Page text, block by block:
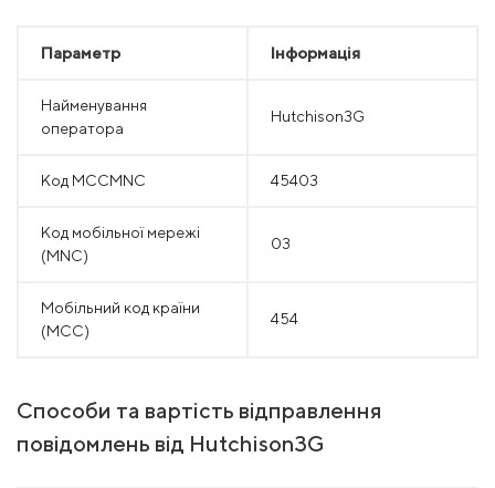
Параметр Інформація
Найменування
оператора
Hutchison3G
Код MCCMNC 45403
Код мобільної мережі
(MNC)
03
Мобільний код країни
(MCC)
454
Способи та вартість відправлення
повідомлень від Hutchison3G